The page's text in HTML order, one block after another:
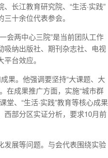
长江教育研究院、“生活·实践”
十余位代表参会。
会两中心三院”是当前团队工作
吸纳出版社、期刊杂志社、电视
台效应。
果。他强调要坚持“大课题、大
在成果推广方面，实施“城市群
、“生活·实践”教育等核心成果
西部分区实证分析，要求10月前
发展等问题。与会代表围绕实验